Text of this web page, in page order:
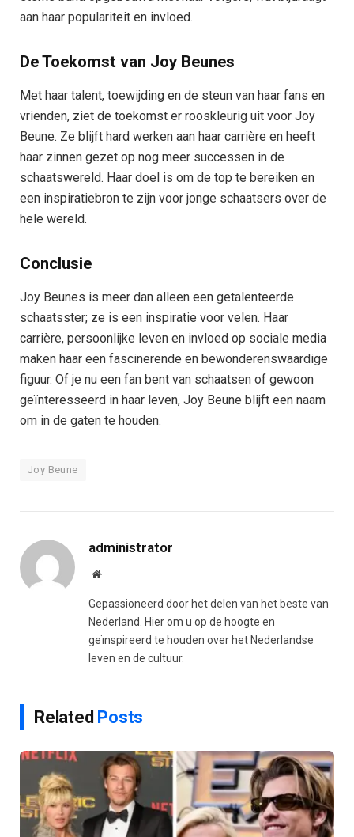
aan haar populariteit en invloed.
De Toekomst van Joy Beunes
Met haar talent, toewijding en de steun van haar fans en
vrienden, ziet de toekomst er rooskleurig uit voor Joy
Beune. Ze blijft hard werken aan haar carrière en heeft
haar zinnen gezet op nog meer successen in de
schaatswereld. Haar doel is om de top te bereiken en
een inspiratiebron te zijn voor jonge schaatsers over de
hele wereld.
Conclusie
Joy Beunes is meer dan alleen een getalenteerde
schaatsster; ze is een inspiratie voor velen. Haar
carrière, persoonlijke leven en invloed op sociale media
maken haar een fascinerende en bewonderenswaardige
figuur. Of je nu een fan bent van schaatsen of gewoon
geïnteresseerd in haar leven, Joy Beune blijft een naam
om in de gaten te houden.
Joy Beune
administrator
Website
Gepassioneerd door het delen van het beste van
Nederland. Hier om u op de hoogte en
geïnspireerd te houden over het Nederlandse
leven en de cultuur.
Related Posts